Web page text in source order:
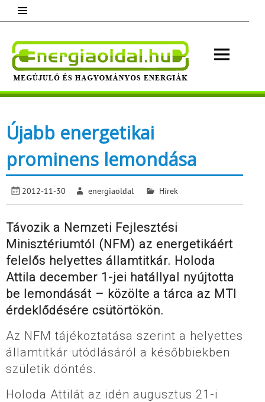
content
Megújuló és hagyományos energiák.
Újabb energetikai
prominens lemondása
2012-11-30 energiaoldal Hírek
Távozik a Nemzeti Fejlesztési
Minisztériumtól (NFM) az energetikáért
felelős helyettes államtitkár. Holoda
Attila december 1-jei hatállyal nyújtotta
be lemondását – közölte a tárca az MTI
érdeklődésére csütörtökön.
Az NFM tájékoztatása szerint a helyettes
államtitkár utódlásáról a későbbiekben
születik döntés.
Holoda Attilát az idén augusztus 21-i